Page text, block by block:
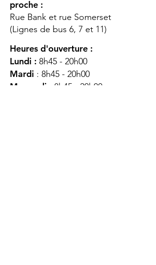
proche :
Rue Bank et rue Somerset
(Lignes de bus 6, 7 et 11)
Heures d'ouverture :
Lundi : 8h45 - 20h00
Mardi : 8h45 - 20h00
Mercredi : 8h45 - 20h00